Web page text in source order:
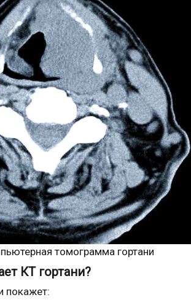
томограмма гортани
КТ гортани?
покажет: